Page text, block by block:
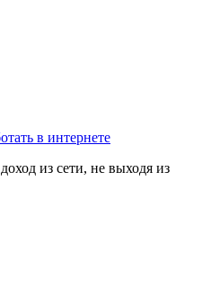
в интернете
из сети, не выходя из